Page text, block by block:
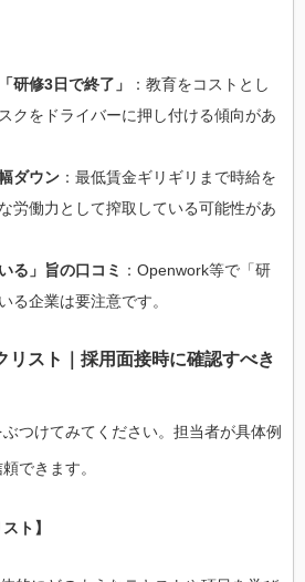
研修3日で終了」
：教育をコストとし
クをドライバーに押し付ける傾向があ
ダウン ：最低賃金ギリギリまで時給を
労働力として搾取している可能性があ
る」旨の口コミ
：Openwork等で「研
る企業は要注意です。
リスト｜採用面接時に確認すべき
つけてみてください。担当者が具体例
できます。
ト】